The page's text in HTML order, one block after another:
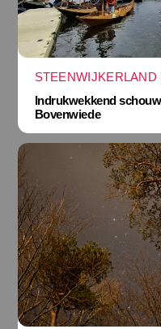
STEENWIJKERLAND
Indrukwekkend
Bovenwiede